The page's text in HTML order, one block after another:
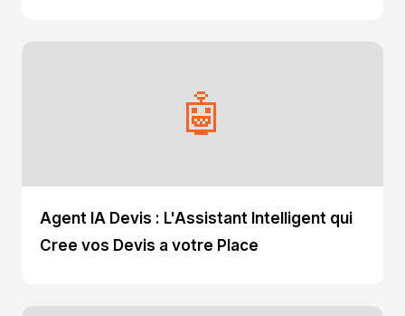
🤖
Agent IA Devis : L'Assistant Intelligent qui
Cree vos Devis a votre Place